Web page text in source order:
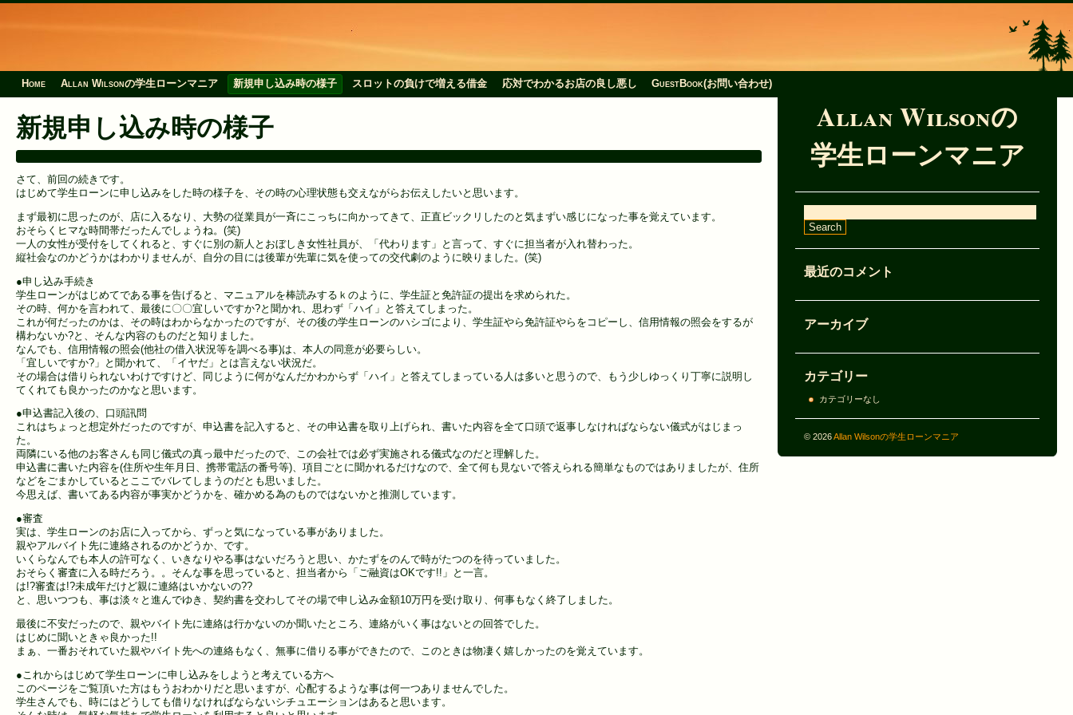
Home Allan Wilsonの学生ローンマニア 新規申し込み時の様子 スロットの負けで増える借金 応対でわかるお店の良し悪し GuestBook(お問い合わせ)
Allan Wilsonの
学生ローンマニア
最近のコメント
アーカイブ
カテゴリー
カテゴリーなし
© 2026Allan Wilsonの学生ローンマニア
新規申し込み時の様子
さて、前回の続きです。
はじめて学生ローンに申し込みをした時の様子を、その時の心理状態も交えながらお伝えしたいと思います。
まず最初に思ったのが、店に入るなり、大勢の従業員が一斉にこっちに向かってきて、正直ビックリしたのと気まずい感じになった事を覚えています。
おそらくヒマな時間帯だったんでしょうね。(笑)
一人の女性が受付をしてくれると、すぐに別の新人とおぼしき女性社員が、「代わります」と言って、すぐに担当者が入れ替わった。
縦社会なのかどうかはわかりませんが、自分の目には後輩が先輩に気を使っての交代劇のように映りました。(笑)
●申し込み手続き
学生ローンがはじめてである事を告げると、マニュアルを棒読みするｋのように、学生証と免許証の提出を求められた。
その時、何かを言われて、最後に〇〇宜しいですか?と聞かれ、思わず「ハイ」と答えてしまった。
これが何だったのかは、その時はわからなかったのですが、その後の学生ローンのハシゴにより、学生証やら免許証やらをコピーし、信用情報の照会をするが
構わないか?と、そんな内容のものだと知りました。
なんでも、信用情報の照会(他社の借入状況等を調べる事)は、本人の同意が必要らしい。
「宜しいですか?」と聞かれて、「イヤだ」とは言えない状況だ。
その場合は借りられないわけですけど、同じように何がなんだかわからず「ハイ」と答えてしまっている人は多いと思うので、もう少しゆっくり丁寧に説明し
てくれても良かったのかなと思います。
●申込書記入後の、口頭訊問
これはちょっと想定外だったのですが、申込書を記入すると、その申込書を取り上げられ、書いた内容を全て口頭で返事しなければならない儀式がはじまっ
た。
両隣にいる他のお客さんも同じ儀式の真っ最中だったので、この会社では必ず実施される儀式なのだと理解した。
申込書に書いた内容を(住所や生年月日、携帯電話の番号等)、項目ごとに聞かれるだけなので、全て何も見ないで答えられる簡単なものではありましたが、住所
などをごまかしているとここでバレてしまうのだとも思いました。
今思えば、書いてある内容が事実かどうかを、確かめる為のものではないかと推測しています。
●審査
実は、学生ローンのお店に入ってから、ずっと気になっている事がありました。
親やアルバイト先に連絡されるのかどうか、です。
いくらなんでも本人の許可なく、いきなりやる事はないだろうと思い、かたずをのんで時がたつのを待っていました。
おそらく審査に入る時だろう。。そんな事を思っていると、担当者から「ご融資はOKです!!」と一言。
は!?審査は!?未成年だけど親に連絡はいかないの??
と、思いつつも、事は淡々と進んでゆき、契約書を交わしてその場で申し込み金額10万円を受け取り、何事もなく終了しました。
最後に不安だったので、親やバイト先に連絡は行かないのか聞いたところ、連絡がいく事はないとの回答でした。
はじめに聞いときゃ良かった!!
まぁ、一番おそれていた親やバイト先への連絡もなく、無事に借りる事ができたので、このときは物凄く嬉しかったのを覚えています。
●これからはじめて学生ローンに申し込みをしようと考えている方へ
このページをご覧頂いた方はもうおわかりだと思いますが、心配するような事は何一つありませんでした。
学生さんでも、時にはどうしても借りなければならないシチュエーションはあると思います。